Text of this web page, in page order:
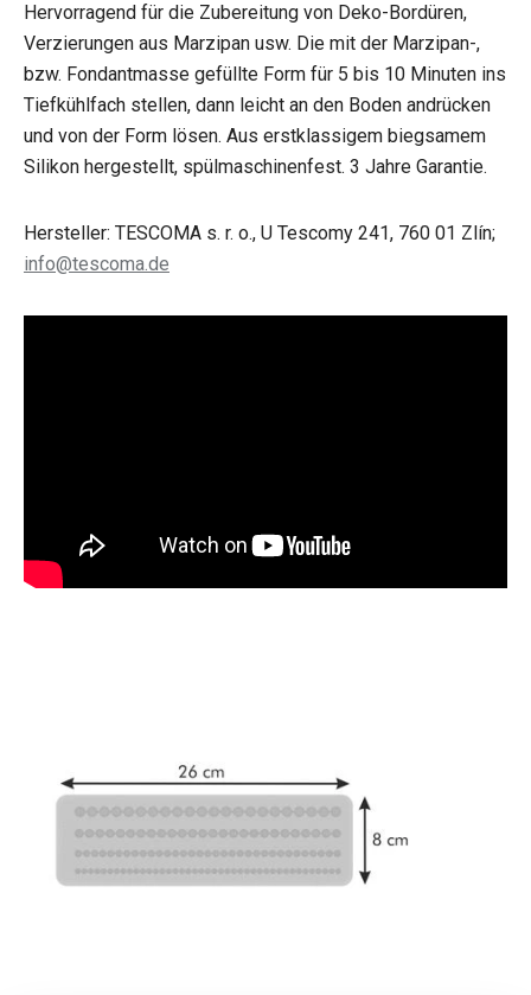
Hervorragend für die Zubereitung von Deko-Bordüren,
Verzierungen aus Marzipan usw. Die mit der Marzipan-,
bzw. Fondantmasse gefüllte Form für 5 bis 10 Minuten ins
Tiefkühlfach stellen, dann leicht an den Boden andrücken
und von der Form lösen. Aus erstklassigem biegsamem
Silikon hergestellt, spülmaschinenfest. 3 Jahre Garantie.
Hersteller: TESCOMA s. r. o., U Tescomy 241, 760 01 Zlín;
info@tescoma.de